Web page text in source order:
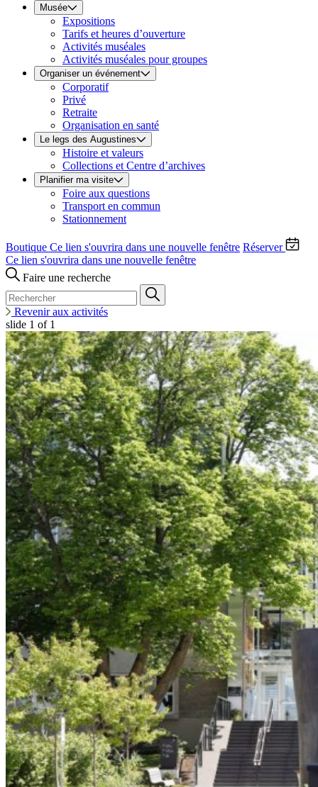
Musée
Expositions
Tarifs et heures d’ouverture
Activités muséales
Activités muséales pour groupes
Organiser un événement
Corporatif
Privé
Retraite
Organisation en santé
Le legs des Augustines
Histoire et valeurs
Collections et Centre d’archives
Planifier ma visite
Foire aux questions
Transport en commun
Stationnement
Boutique Ce lien s'ouvrira dans une nouvelle fenêtre Réserver
Ce lien s'ouvrira dans une nouvelle fenêtre
Faire une recherche
Revenir aux activités
slide 1 of 1